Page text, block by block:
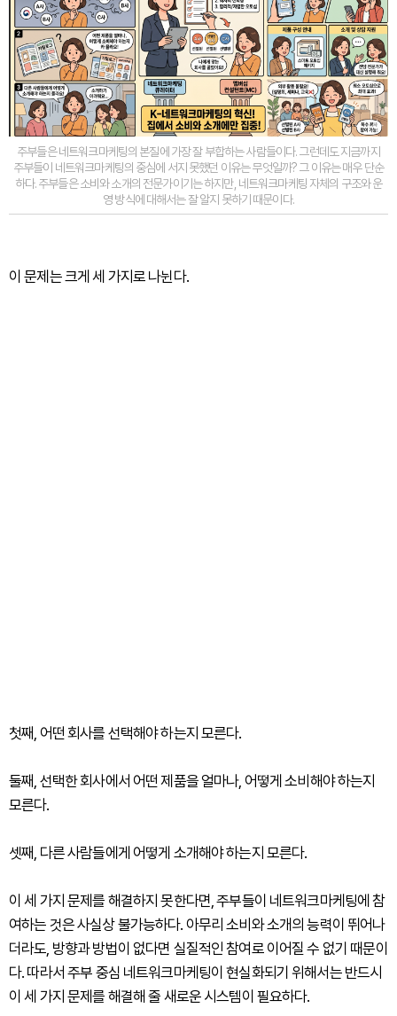
주부들은 네트워크마케팅의 본질에 가장 잘 부합하는 사람들이다. 그런데도 지금까지
주부들이 네트워크마케팅의 중심에 서지 못했던 이유는 무엇일까? 그 이유는 매우 단순
하다. 주부들은 소비와 소개의 전문가이기는 하지만, 네트워크마케팅 자체의 구조와 운
영 방식에 대해서는 잘 알지 못하기 때문이다.
이 문제는 크게 세 가지로 나뉜다.
첫째, 어떤 회사를 선택해야 하는지 모른다.
둘째, 선택한 회사에서 어떤 제품을 얼마나, 어떻게 소비해야 하는지
모른다.
셋째, 다른 사람들에게 어떻게 소개해야 하는지 모른다.
이 세 가지 문제를 해결하지 못한다면, 주부들이 네트워크마케팅에 참
여하는 것은 사실상 불가능하다. 아무리 소비와 소개의 능력이 뛰어나
더라도, 방향과 방법이 없다면 실질적인 참여로 이어질 수 없기 때문이
다. 따라서 주부 중심 네트워크마케팅이 현실화되기 위해서는 반드시
이 세 가지 문제를 해결해 줄 새로운 시스템이 필요하다.